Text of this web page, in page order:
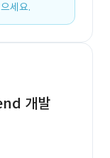
세요.
개발